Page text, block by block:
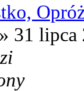
» 31 lipca